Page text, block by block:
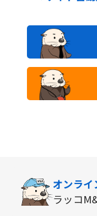
オンラ
ラッコ